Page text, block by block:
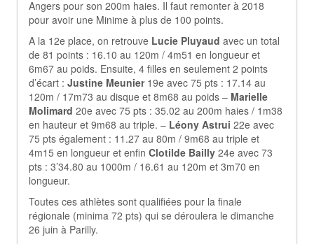
Angers pour son 200m haies. Il faut remonter à 2018
pour avoir une Minime à plus de 100 points.
A la 12e place, on retrouve Lucie Pluyaud avec un total
de 81 points : 16.10 au 120m / 4m51 en longueur et
6m67 au poids. Ensuite, 4 filles en seulement 2 points
d’écart : Justine Meunier19e avec 75 pts : 17.14 au
120m / 17m73 au disque et 8m68 au poids – Marielle
Molimard 20e avec 75 pts : 35.02 au 200m haies / 1m38
en hauteur et 9m68 au triple. – Léony Astrui 22e avec
75 pts également : 11.27 au 80m / 9m68 au triple et
4m15 en longueur et enfin Clotilde Bailly 24e avec 73
pts : 3’34.80 au 1000m / 16.61 au 120m et 3m70 en
longueur.
Toutes ces athlètes sont qualifiées pour la finale
régionale (minima 72 pts) qui se déroulera le dimanche
26 juin à Parilly.